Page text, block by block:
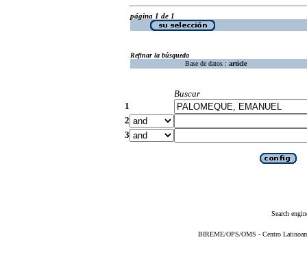
página 1 de 1
Refinar la búsqueda
Base de datos : article
Buscar
1
2
3
Search
BIREME/OPS/OMS - Centro